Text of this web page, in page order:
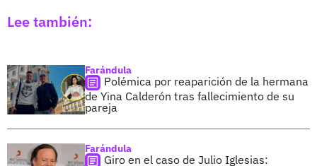
Lee también:
Farándula
Polémica por reaparición de la hermana
de Yina Calderón tras fallecimiento de su
pareja
Farándula
Giro en el caso de Julio Iglesias: